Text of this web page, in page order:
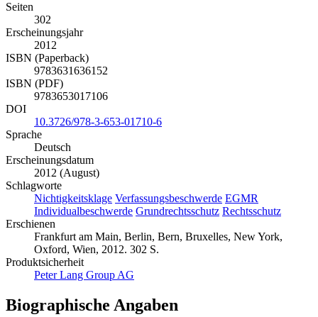
Seiten
302
Erscheinungsjahr
2012
ISBN (Paperback)
9783631636152
ISBN (PDF)
9783653017106
DOI
10.3726/978-3-653-01710-6
Sprache
Deutsch
Erscheinungsdatum
2012 (August)
Schlagworte
Nichtigkeitsklage Verfassungsbeschwerde EGMR
Individualbeschwerde Grundrechtsschutz Rechtsschutz
Erschienen
Frankfurt am Main, Berlin, Bern, Bruxelles, New York,
Oxford, Wien, 2012. 302 S.
Produktsicherheit
Peter Lang Group AG
Biographische Angaben